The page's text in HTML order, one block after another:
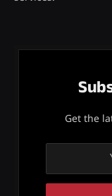
Get the